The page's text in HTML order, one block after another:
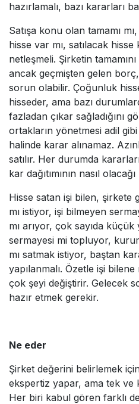
hazırlamalı, bazı kararları
Satışa konu olan tamamı mı,
hisse var mı, satılacak
netleşmeli. Şirketin
ancak geçmişten gelen
sorun olabilir. Çoğunluk
hisseder, ama bazı
fazladan çıkar sağladığını
ortakların yönetmesi adil
halinde karar alınamaz.
satılır. Her durumda
kar dağıtımının nasıl
Hisse satan işi bilen,
mı istiyor, işi bilmeyen
mı arıyor, çok sayıda küçük
sermayesi mi topluyor,
mı satmak istiyor, baştan
yapılanmalı. Özetle işi
çok şeyi değiştirir. Gelecek
hazır etmek gerekir.
Ne eder
Şirket değerini belirlemek
ekspertiz yapar, ama tek ve
Her biri kabul gören farklı